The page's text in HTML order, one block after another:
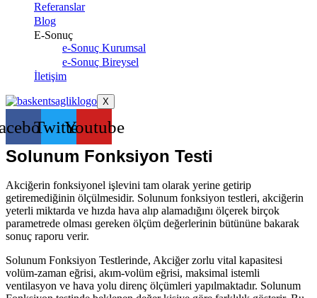
Referanslar
Blog
E-Sonuç
e-Sonuç Kurumsal
e-Sonuç Bireysel
İletişim
X
TwitterYoutube
Solunum Fonksiyon Testi
Akciğerin fonksiyonel işlevini tam olarak yerine getirip
getiremediğinin ölçülmesidir. Solunum fonksiyon testleri, akciğerin
yeterli miktarda ve hızda hava alıp alamadığını ölçerek birçok
parametrede olması gereken ölçüm değerlerinin bütününe bakarak
sonuç raporu verir.
Solunum Fonksiyon Testlerinde, Akciğer zorlu vital kapasitesi
volüm-zaman eğrisi, akım-volüm eğrisi, maksimal istemli
ventilasyon ve hava yolu direnç ölçümleri yapılmaktadır. Solunum